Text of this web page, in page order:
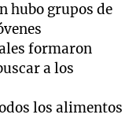
hubo grupos de
formaron
a los
los alimentos